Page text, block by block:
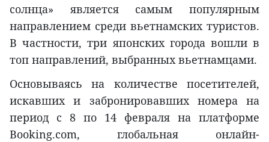
солнца» является самым популярным
направлением среди вьетнамских туристов.
В частности, три японских города вошли в
топ направлений, выбранных вьетнамцами.
Основываясь на количестве посетителей,
искавших и забронировавших номера на
период с 8 по 14 февраля на платформе
Booking.com, глобальная онлайн-